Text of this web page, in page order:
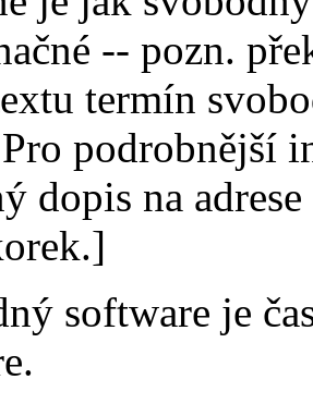
-- pozn.
termín
podrobnější
dopis na adrese
software je